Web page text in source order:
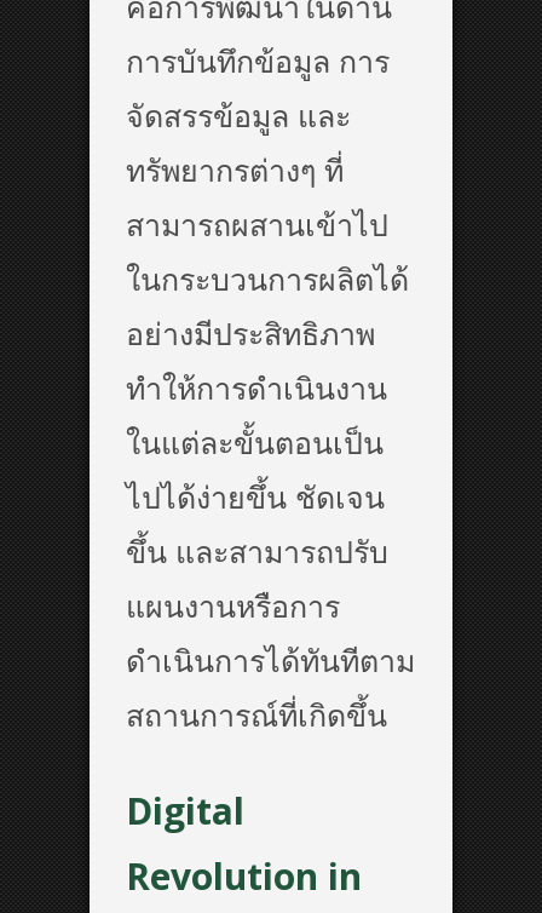
การบันทึกข้อมูล การ
จัดสรรข้อมูล และ
ทรัพยากรต่างๆ ที่
สามารถผสานเข้าไป
ในกระบวนการผลิตได้
อย่างมีประสิทธิภาพ
ทำให้การดำเนินงาน
ในแต่ละขั้นตอนเป็น
ไปได้ง่ายขึ้น ชัดเจน
ขึ้น และสามารถปรับ
แผนงานหรือการ
ดำเนินการได้ทันทีตาม
สถานการณ์ที่เกิดขึ้น
Digital
Revolution in